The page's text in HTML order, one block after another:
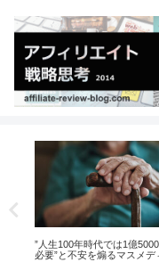
あなたは今日、自分のサイ
れほどの価値を加えたでし